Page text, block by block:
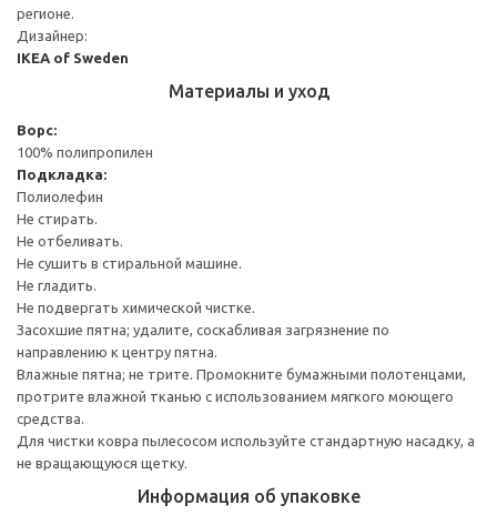
регионе.
Дизайнер:
IKEA of Sweden
Материалы и уход
Ворс:
100% полипропилен
Подкладка:
Полиолефин
Не стирать.
Не отбеливать.
Не сушить в стиральной машине.
Не гладить.
Не подвергать химической чистке.
Засохшие пятна; удалите, соскабливая загрязнение по
направлению к центру пятна.
Влажные пятна; не трите. Промокните бумажными полотенцами,
протрите влажной тканью с использованием мягкого моющего
средства.
Для чистки ковра пылесосом используйте стандартную насадку, а
не вращающуюся щетку.
Информация об упаковке